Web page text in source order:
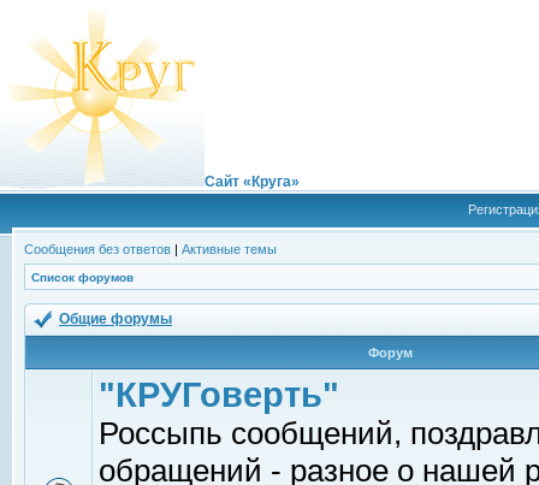
Сайт «Круга»
Сообщения без ответов | Активные темы
Список форумов
Общие форумы
Форум
"КРУГоверть"
Россыпь сообщений,
обращений - разное о нашей